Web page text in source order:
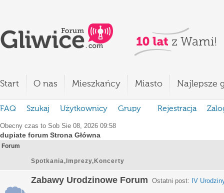
Start O nas Mieszkańcy Miasto Najlepsze
FAQ Szukaj Użytkownicy Grupy Rejestracja
Obecny czas to Sob Sie 08, 2026 09:58
dupiate forum Strona Główna
Forum
Spotkania,Imprezy,Koncerty
Zabawy Urodzinowe Forum Ostatni post: IV